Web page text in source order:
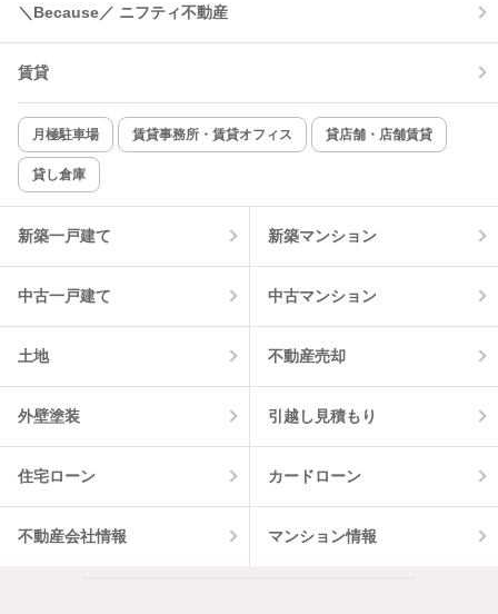
＼Because／ ニフティ不動産
賃貸
月極駐車場 賃貸事務所・賃貸オフィス 貸店舗・店舗賃貸
貸し倉庫
新築一戸建て 新築マンション
中古一戸建て 中古マンション
土地 不動産売却
外壁塗装 引越し見積もり
住宅ローン カードローン
不動産会社情報 マンション情報